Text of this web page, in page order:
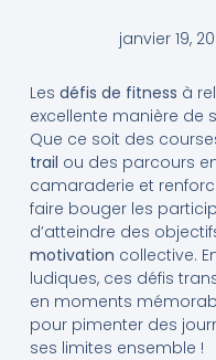
janvier 19,
Les défis de fitness à
excellente manière de
Que ce soit des
trail ou des parcours
camaraderie et
faire bouger les
d’atteindre des
motivation collective.
ludiques, ces défis
en moments
pour pimenter des
ses limites ensemble !